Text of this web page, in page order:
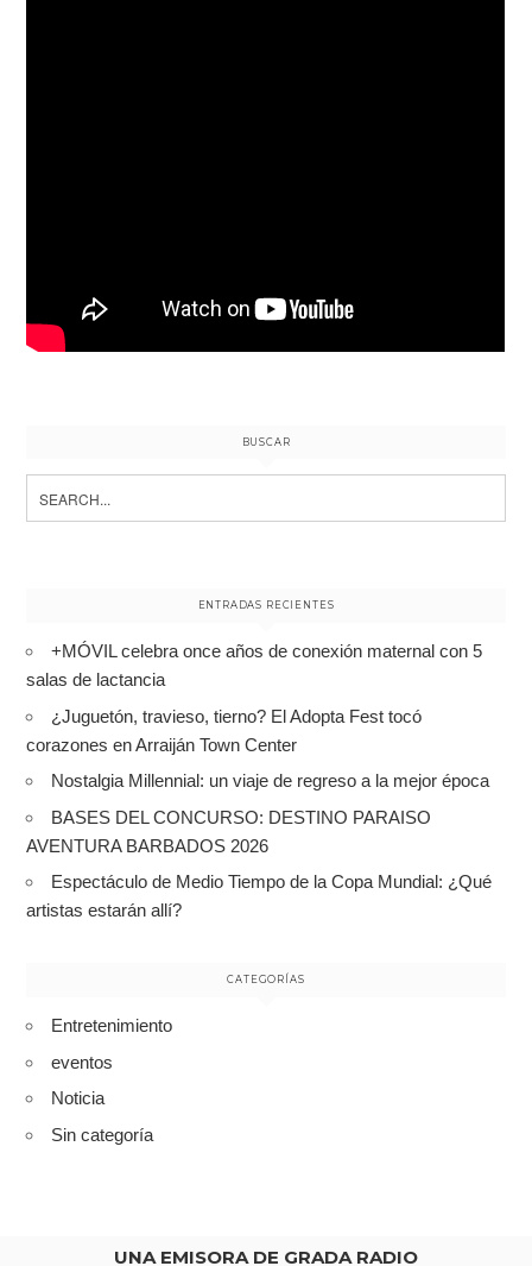
BUSCAR
ENTRADAS RECIENTES
+MÓVIL celebra once años de conexión maternal con 5
salas de lactancia
¿Juguetón, travieso, tierno? El Adopta Fest tocó
corazones en Arraiján Town Center
Nostalgia Millennial: un viaje de regreso a la mejor época
BASES DEL CONCURSO: DESTINO PARAISO
AVENTURA BARBADOS 2026
Espectáculo de Medio Tiempo de la Copa Mundial: ¿Qué
artistas estarán allí?
CATEGORÍAS
Entretenimiento
eventos
Noticia
Sin categoría
UNA EMISORA DE GRADA RADIO